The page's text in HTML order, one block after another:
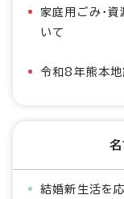
家庭用ごみ・
いて
令和8年熊本地
結婚新生活を